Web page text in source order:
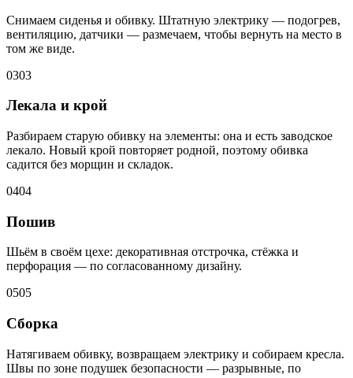
Снимаем сиденья и обивку. Штатную электрику — подогрев,
вентиляцию, датчики — размечаем, чтобы вернуть на место в
том же виде.
0303
Лекала и крой
Разбираем старую обивку на элементы: она и есть заводское
лекало. Новый крой повторяет родной, поэтому обивка
садится без морщин и складок.
0404
Пошив
Шьём в своём цехе: декоративная отстрочка, стёжка и
перфорация — по согласованному дизайну.
0505
Сборка
Натягиваем обивку, возвращаем электрику и собираем кресла.
Швы по зоне подушек безопасности — разрывные, по